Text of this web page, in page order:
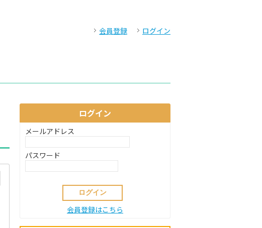
会員登録 ログイン
ログイン
メールアドレス
パスワード
会員登録はこちら